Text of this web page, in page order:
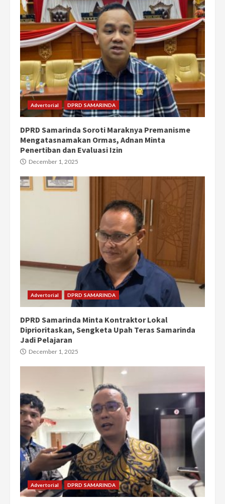
Advertorial DPRD SAMARINDA
DPRD Samarinda Soroti Maraknya Premanisme
Mengatasnamakan Ormas, Adnan Minta
Penertiban dan Evaluasi Izin
December 1, 2025
Advertorial DPRD SAMARINDA
DPRD Samarinda Minta Kontraktor Lokal
Diprioritaskan, Sengketa Upah Teras Samarinda
Jadi Pelajaran
December 1, 2025
Advertorial DPRD SAMARINDA